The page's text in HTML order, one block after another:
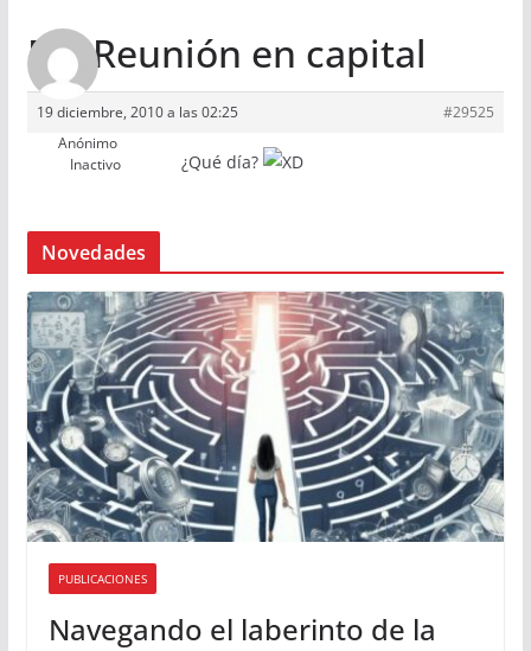
Re: Reunión en capital
19 diciembre, 2010 a las 02:25
#29525
Anónimo
Inactivo
¿Qué día?
Novedades
PUBLICACIONES
Navegando el laberinto de la